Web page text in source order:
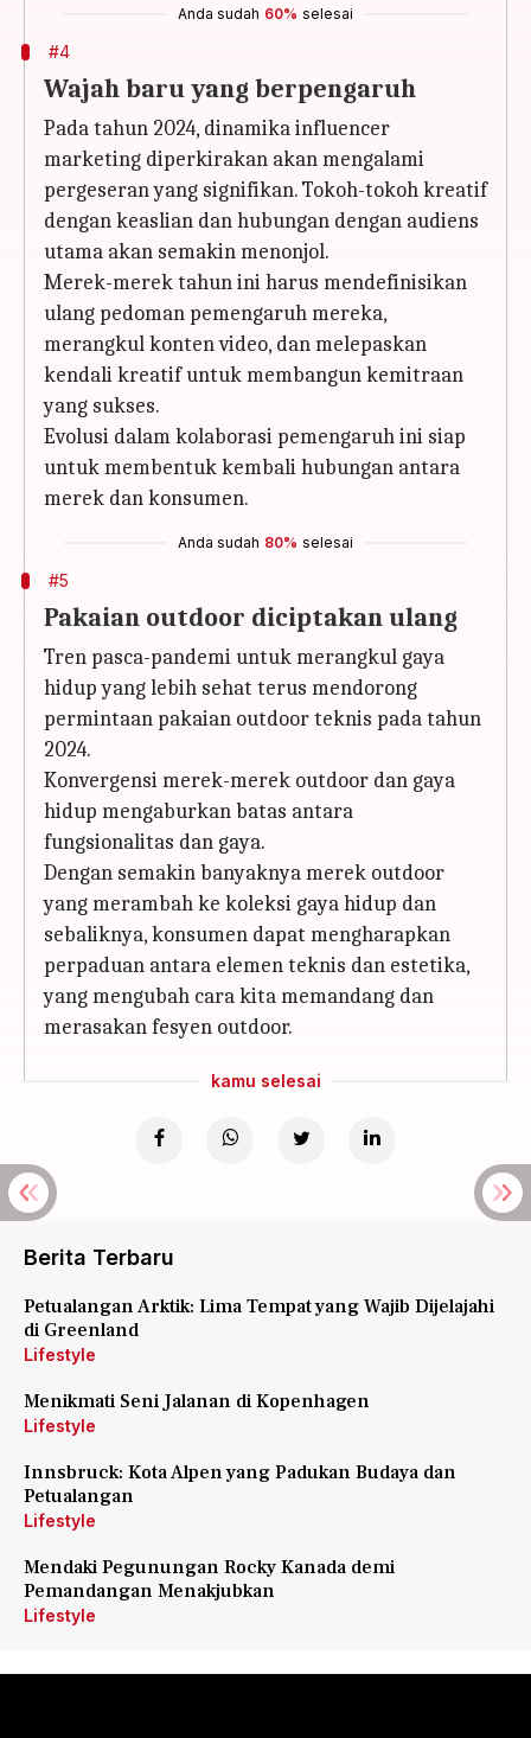
Anda sudah 60% selesai
#4
Wajah baru yang berpengaruh
Pada tahun 2024, dinamika influencer
marketing diperkirakan akan mengalami
pergeseran yang signifikan. Tokoh-tokoh kreatif
dengan keaslian dan hubungan dengan audiens
utama akan semakin menonjol.
Merek-merek tahun ini harus mendefinisikan
ulang pedoman pemengaruh mereka,
merangkul konten video, dan melepaskan
kendali kreatif untuk membangun kemitraan
yang sukses.
Evolusi dalam kolaborasi pemengaruh ini siap
untuk membentuk kembali hubungan antara
merek dan konsumen.
Anda sudah 80% selesai
#5
Pakaian outdoor diciptakan ulang
Tren pasca-pandemi untuk merangkul gaya
hidup yang lebih sehat terus mendorong
permintaan pakaian outdoor teknis pada tahun
2024.
Konvergensi merek-merek outdoor dan gaya
hidup mengaburkan batas antara
fungsionalitas dan gaya.
Dengan semakin banyaknya merek outdoor
yang merambah ke koleksi gaya hidup dan
sebaliknya, konsumen dapat mengharapkan
perpaduan antara elemen teknis dan estetika,
yang mengubah cara kita memandang dan
merasakan fesyen outdoor.
kamu selesai
Berita Terbaru
Petualangan Arktik: Lima Tempat yang Wajib Dijelajahi
di Greenland
Lifestyle
Menikmati Seni Jalanan di Kopenhagen
Lifestyle
Innsbruck: Kota Alpen yang Padukan Budaya dan
Petualangan
Lifestyle
Mendaki Pegunungan Rocky Kanada demi
Pemandangan Menakjubkan
Lifestyle